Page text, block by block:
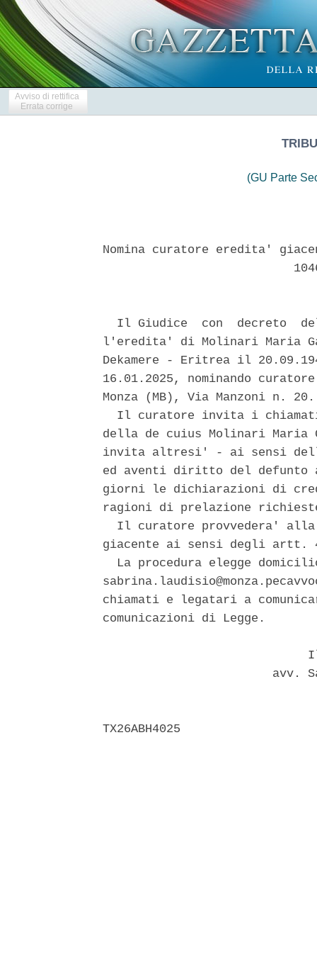
Avviso di rettifica
Errata corrige
(GU Parte
Nomina curatore eredita'
Il Giudice  con  decreto
l'eredita' di Molinari Maria
Dekamere - Eritrea il
16.01.2025, nominando
Monza (MB), Via Manzoni n.
Il curatore invita i
della de cuius Molinari
invita altresi' - ai sensi
ed aventi diritto del defunto
giorni le dichiarazioni di
ragioni di prelazione
Il curatore provvedera'
giacente ai sensi degli artt.
La procedura elegge
chiamati e legatari a
comunicazioni di Legge.
avv.